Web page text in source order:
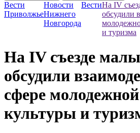
Вести
Приволжье
Новости
Нижнего
Новгорода
ВестиНа IV
обсудили
и туризма
На IV съезде
обсудили
сфере
культуры и